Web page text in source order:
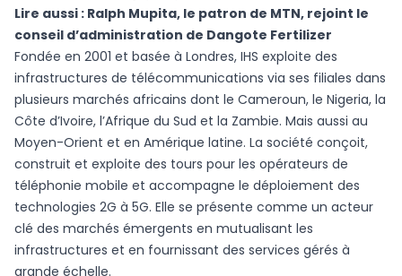
Lire aussi : Ralph Mupita, le patron de MTN, rejoint le
conseil d’administration de Dangote Fertilizer
Fondée en 2001 et basée à Londres, IHS exploite des
infrastructures de télécommunications via ses filiales dans
plusieurs marchés africains dont le Cameroun, le Nigeria, la
Côte d’Ivoire, l’Afrique du Sud et la Zambie. Mais aussi au
Moyen-Orient et en Amérique latine. La société conçoit,
construit et exploite des tours pour les opérateurs de
téléphonie mobile et accompagne le déploiement des
technologies 2G à 5G. Elle se présente comme un acteur
clé des marchés émergents en mutualisant les
infrastructures et en fournissant des services gérés à
grande échelle.